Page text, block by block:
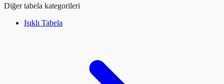
Diğer tabela kategorileri
Işıklı Tabela